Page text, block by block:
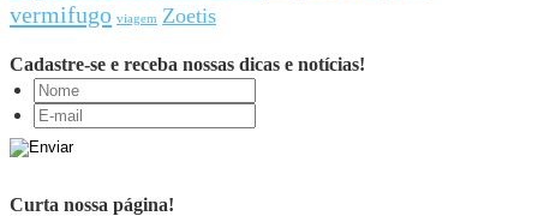
vermifugo viagem Zoetis
Cadastre-se e receba nossas dicas e notícias!
Curta nossa página!